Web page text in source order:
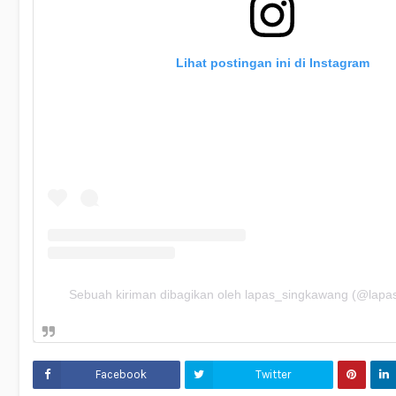
Lihat postingan ini di Instagram
Sebuah kiriman dibagikan oleh lapas_singkawang
Facebook Twitter